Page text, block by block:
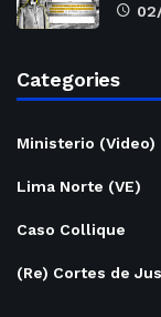
Categories
Ministerio (Video)
Lima Norte (VE)
Caso Collique
(Re) Cortes de